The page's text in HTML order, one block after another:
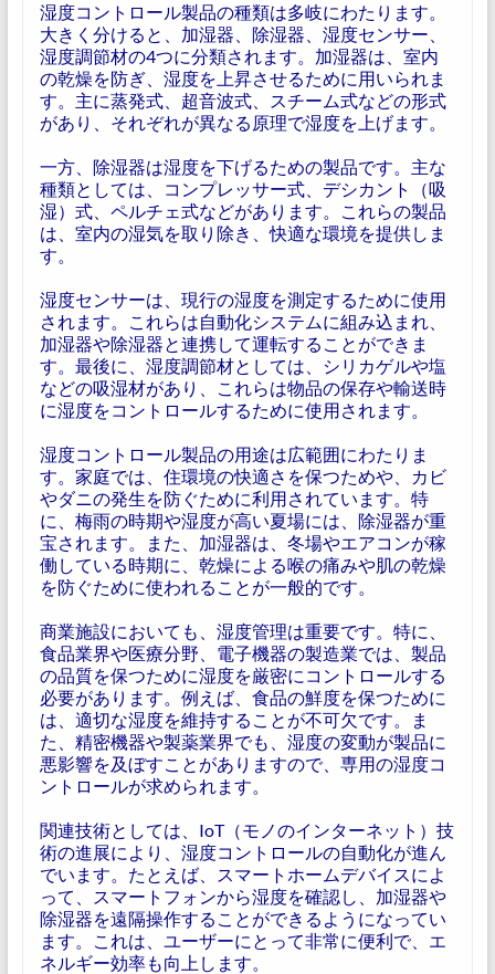
湿度コントロール製品の種類は多岐にわたります。
大きく分けると、加湿器、除湿器、湿度センサー、
湿度調節材の4つに分類されます。加湿器は、室内
の乾燥を防ぎ、湿度を上昇させるために用いられま
す。主に蒸発式、超音波式、スチーム式などの形式
があり、それぞれが異なる原理で湿度を上げます。
一方、除湿器は湿度を下げるための製品です。主な
種類としては、コンプレッサー式、デシカント（吸
湿）式、ペルチェ式などがあります。これらの製品
は、室内の湿気を取り除き、快適な環境を提供しま
す。
湿度センサーは、現行の湿度を測定するために使用
されます。これらは自動化システムに組み込まれ、
加湿器や除湿器と連携して運転することができま
す。最後に、湿度調節材としては、シリカゲルや塩
などの吸湿材があり、これらは物品の保存や輸送時
に湿度をコントロールするために使用されます。
湿度コントロール製品の用途は広範囲にわたりま
す。家庭では、住環境の快適さを保つためや、カビ
やダニの発生を防ぐために利用されています。特
に、梅雨の時期や湿度が高い夏場には、除湿器が重
宝されます。また、加湿器は、冬場やエアコンが稼
働している時期に、乾燥による喉の痛みや肌の乾燥
を防ぐために使われることが一般的です。
商業施設においても、湿度管理は重要です。特に、
食品業界や医療分野、電子機器の製造業では、製品
の品質を保つために湿度を厳密にコントロールする
必要があります。例えば、食品の鮮度を保つために
は、適切な湿度を維持することが不可欠です。ま
た、精密機器や製薬業界でも、湿度の変動が製品に
悪影響を及ぼすことがありますので、専用の湿度コ
ントロールが求められます。
関連技術としては、IoT（モノのインターネット）技
術の進展により、湿度コントロールの自動化が進ん
でいます。たとえば、スマートホームデバイスによ
って、スマートフォンから湿度を確認し、加湿器や
除湿器を遠隔操作することができるようになってい
ます。これは、ユーザーにとって非常に便利で、エ
ネルギー効率も向上します。